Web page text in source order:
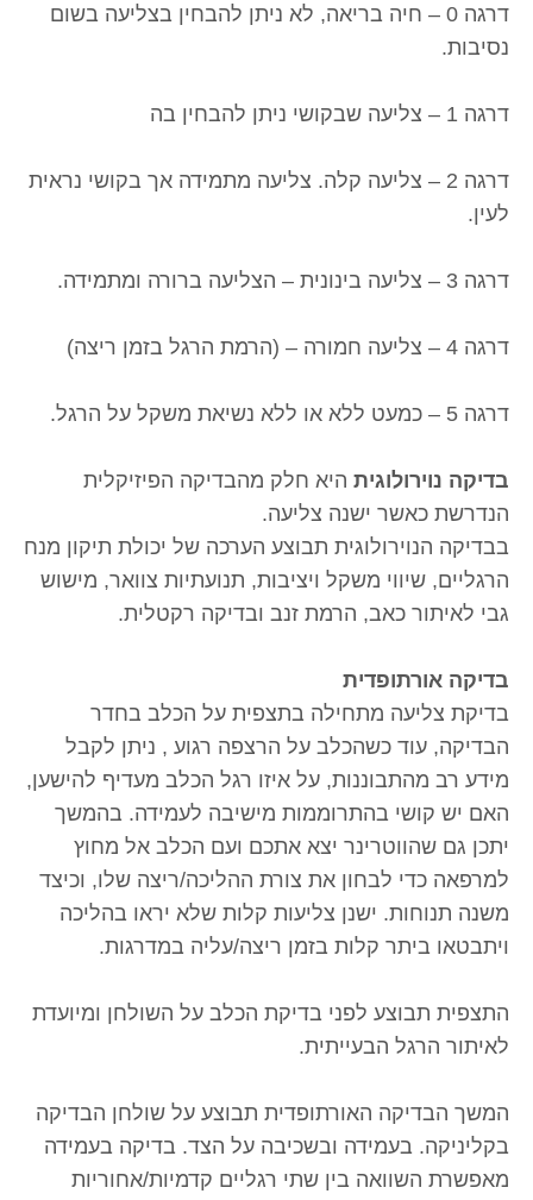
דרגה 0 – חיה בריאה, לא ניתן להבחין בצליעה בשום
נסיבות.
דרגה 1 – צליעה שבקושי ניתן להבחין בה
דרגה 2 – צליעה קלה. צליעה מתמידה אך בקושי נראית
לעין.
דרגה 3 – צליעה בינונית – הצליעה ברורה ומתמידה.
דרגה 4 – צליעה חמורה – (הרמת הרגל בזמן ריצה)
דרגה 5 – כמעט ללא או ללא נשיאת משקל על הרגל.
בדיקה נוירולוגית היא חלק מהבדיקה הפיזיקלית
הנדרשת כאשר ישנה צליעה.
בבדיקה הנוירולוגית תבוצע הערכה של יכולת תיקון מנח
הרגליים, שיווי משקל ויציבות, תנועתיות צוואר, מישוש
גבי לאיתור כאב, הרמת זנב ובדיקה רקטלית.
בדיקה אורתופדית
בדיקת צליעה מתחילה בתצפית על הכלב בחדר
הבדיקה, עוד כשהכלב על הרצפה רגוע , ניתן לקבל
מידע רב מהתבוננות, על איזו רגל הכלב מעדיף להישען,
האם יש קושי בהתרוממות מישיבה לעמידה. בהמשך
יתכן גם שהווטרינר יצא אתכם ועם הכלב אל מחוץ
למרפאה כדי לבחון את צורת ההליכה/ריצה שלו, וכיצד
משנה תנוחות. ישנן צליעות קלות שלא יראו בהליכה
ויתבטאו ביתר קלות בזמן ריצה/עליה במדרגות.
התצפית תבוצע לפני בדיקת הכלב על השולחן ומיועדת
לאיתור הרגל הבעייתית.
המשך הבדיקה האורתופדית תבוצע על שולחן הבדיקה
בקליניקה. בעמידה ובשכיבה על הצד. בדיקה בעמידה
מאפשרת השוואה בין שתי רגליים קדמיות/אחוריות